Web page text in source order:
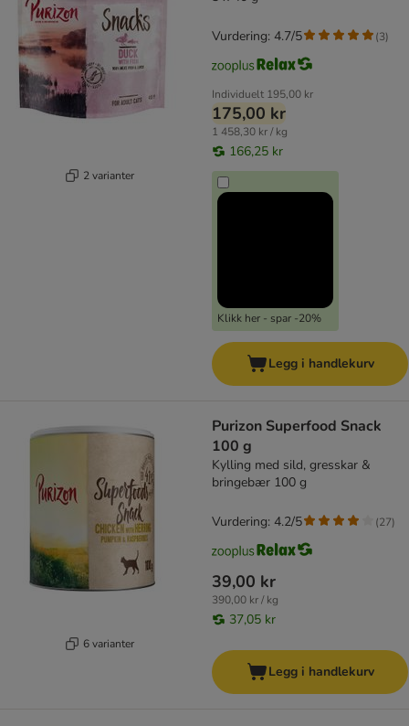
2 varianter
Individuelt 195,00 kr
175,00 kr
1 458,30 kr / kg
166,25 kr
Klikk her - spar -20%
Vurdering: 4.7/5 (3)
Legg i handlekurv
6 varianter
Purizon Superfood Snack
100 g
Kylling med sild, gresskar &
bringebær 100 g
39,00 kr
390,00 kr / kg
37,05 kr
Vurdering: 4.2/5 (27)
Legg i handlekurv